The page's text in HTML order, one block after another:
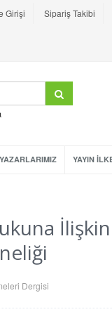
Girişi Sipariş Takibi
YAZARLARIMIZ YAYIN
İlişkin
Dergisi